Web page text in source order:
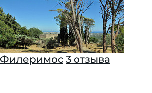
Филеримос 3 отзыва